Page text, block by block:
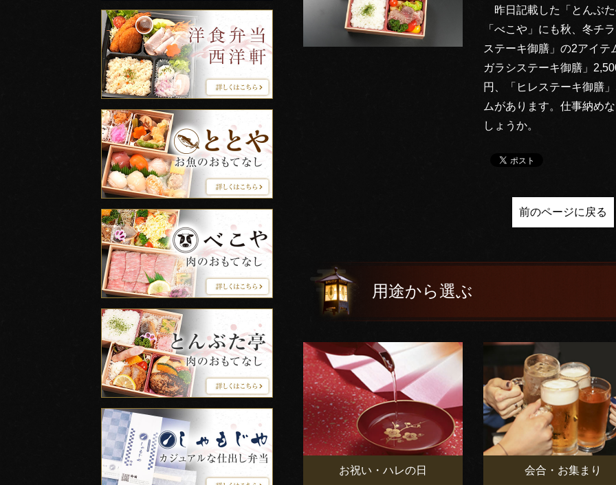
昨日記載した「とんぶ
「べこや」にも秋、冬チ
ステーキ御膳」の2アイ
ガラシステーキ御膳」
円、「ヒレステーキ御膳
ムがあります。仕事納め
しょうか。
前のページに戻る
用途から選ぶ
お祝い・ハレの日 会合・お集まり